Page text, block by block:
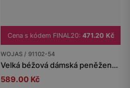
Cena s kódem FINAL20: 471.20 Kč
WOJAS / 91102-54
Velká béžová dámská peněženka z prošívané kůže
589.00 Kč